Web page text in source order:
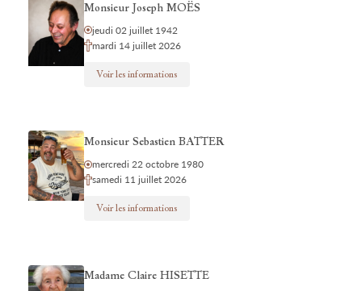
Monsieur Joseph MOËS
jeudi 02 juillet 1942
mardi 14 juillet 2026
Voir les informations
Monsieur Sebastien BATTER
mercredi 22 octobre 1980
samedi 11 juillet 2026
Voir les informations
Madame Claire HISETTE